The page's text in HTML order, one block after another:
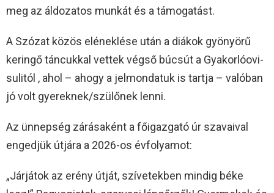
meg az áldozatos munkát és a támogatást.
A Szózat közös eléneklése után a diákok gyönyörű
keringő táncukkal vettek végső búcsút a Gyakorlóovi-
sulitól , ahol – ahogy a jelmondatuk is tartja – valóban
jó volt gyereknek/szülőnek lenni.
Az ünnepség zárásaként a főigazgató úr szavaival
engedjük útjára a 2026-os évfolyamot:
„Járjátok az erény útját, szívetekben mindig béke